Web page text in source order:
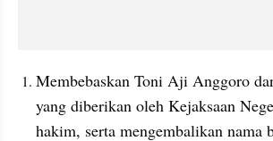
Membebaskan Toni Aji Anggoro
yang diberikan oleh Kejaksaan
hakim, serta mengembalikan nama